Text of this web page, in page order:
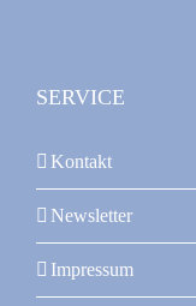
SERVICE
Kontakt
Newsletter
Impressum